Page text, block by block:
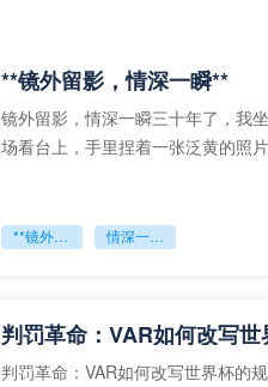
**镜外留影，情深一瞬**
镜外留影，情深一瞬三十年了，我
场看台上，手里捏着一张泛黄的照
**镜外留影 情深一瞬**
判罚革命：VAR如何改写
判罚革命：VAR如何改写世界杯的